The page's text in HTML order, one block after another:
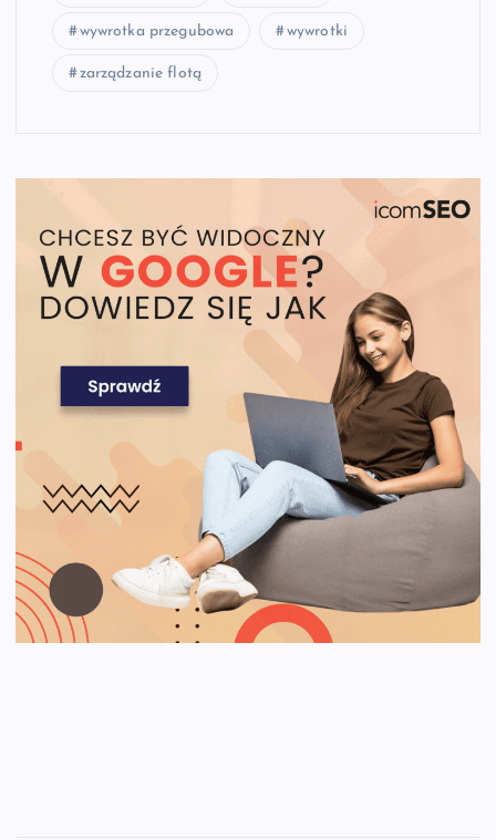
wywrotka przegubowa wywrotki
zarządzanie flotą